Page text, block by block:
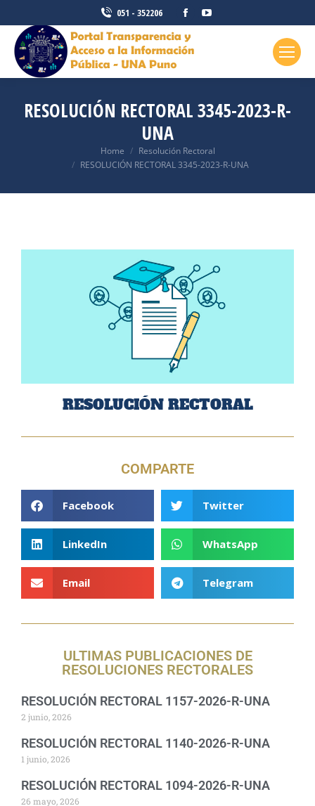
051 - 352206
RESOLUCIÓN RECTORAL 3345-2023-R-
UNA
Home
Resolución Rectoral
RESOLUCIÓN RECTORAL 3345-2023-R-UNA
RESOLUCIÓN RECTORAL
COMPARTE
Facebook Twitter
LinkedIn WhatsApp
Email Telegram
ULTIMAS PUBLICACIONES DE
RESOLUCIONES RECTORALES
RESOLUCIÓN RECTORAL 1157-2026-R-UNA
2 junio, 2026
RESOLUCIÓN RECTORAL 1140-2026-R-UNA
1 junio, 2026
RESOLUCIÓN RECTORAL 1094-2026-R-UNA
26 mayo, 2026